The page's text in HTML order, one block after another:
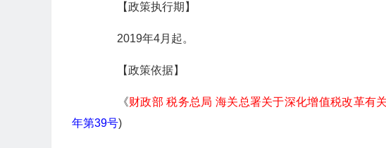
【政策执行期】
2019年4月起。
【政策依据】
《财政部 税务总局 海关总署关于深化增值税改革有
年第39号)